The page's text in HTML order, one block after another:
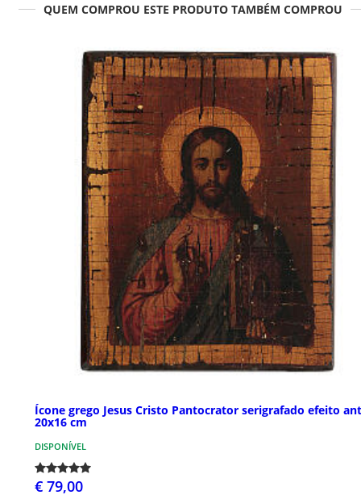
QUEM COMPROU ESTE PRODUTO TAMBÉM COMPROU
Ícone grego Jesus Cristo Pantocrator serigrafado efeito
20x16 cm
DISPONÍVEL
€ 79,00